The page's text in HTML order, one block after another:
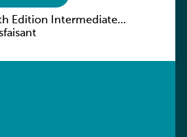
Edition Intermediate
key